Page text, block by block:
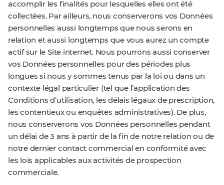
accomplir les finalités pour lesquelles elles ont été
collectées. Par ailleurs, nous conserverons vos Données
personnelles aussi longtemps que nous serons en
relation et aussi longtemps que vous aurez un compte
actif sur le Site internet. Nous pourrons aussi conserver
vos Données personnelles pour des périodes plus
longues si nous y sommes tenus par la loi ou dans un
contexte légal particulier (tel que l’application des
Conditions d’utilisation, les délais légaux de prescription,
les contentieux ou enquêtes administratives). De plus,
nous conserverons vos Données personnelles pendant
un délai de 3 ans à partir de la fin de notre relation ou de
notre dernier contact commercial en conformité avec
les lois applicables aux activités de prospection
commerciale.